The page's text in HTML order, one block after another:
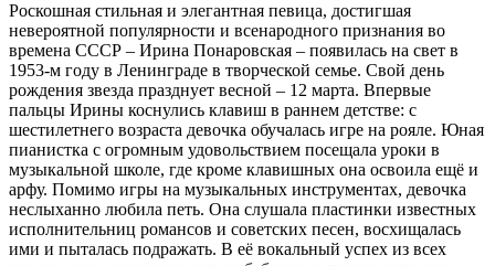
Роскошная стильная и элегантная певица, достигшая
невероятной популярности и всенародного признания во
времена СССР – Ирина Понаровская – появилась на свет в
1953-м году в Ленинграде в творческой семье. Свой день
рождения звезда празднует весной – 12 марта. Впервые
пальцы Ирины коснулись клавиш в раннем детстве: с
шестилетнего возраста девочка обучалась игре на рояле. Юная
пианистка с огромным удовольствием посещала уроки в
музыкальной школе, где кроме клавишных она освоила ещё и
арфу. Помимо игры на музыкальных инструментах, девочка
неслыханно любила петь. Она слушала пластинки известных
исполнительниц романсов и советских песен, восхищалась
ими и пыталась подражать. В её вокальный успех из всех